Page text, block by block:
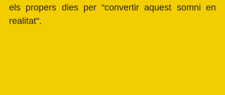
els propers dies per "convertir aquest somni en
realitat".